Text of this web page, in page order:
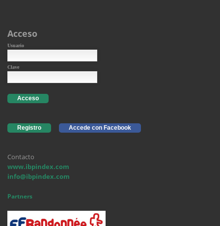
Acceso
Usuario
Clave
Acceso
Registro Accede con Facebook
Contacto
www.ibpindex.com
info@ibpindex.com
Partners